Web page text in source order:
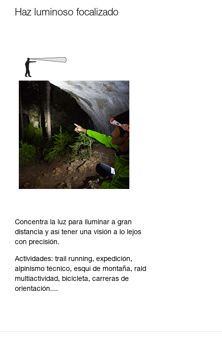
Haz luminoso focalizado
Concentra la luz para iluminar a gran
distancia y así tener una visión a lo lejos
con precisión.
Actividades: trail running, expedición,
alpinismo técnico, esquí de montaña, raid
multiactividad, bicicleta, carreras de
orientación....